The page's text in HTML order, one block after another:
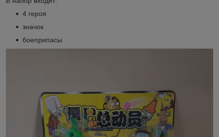
4 героя
значок
боеприпасы